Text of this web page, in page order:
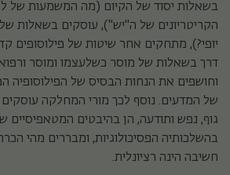
בשאלות יסוד של הקיום (מה המשמעות של
הקריטריונים של ה"יש"), עוסקים בשאלות
יופי?), מתחקים אחר שיטות של פילוסופים
דרך בשאלות של מוסר כשלעצמו ומוסר
וחושפים את הנחות הבסיס של הפילוסופיה
של המדעים. נוסף לכך מורי המחלקה
גוף, נפש ותודעה, הן בהיבטים המטאפיסיים
בהשלכותיה הפסיכולוגיות, ומבררים מהי
חשיבה הינה רציונלית.